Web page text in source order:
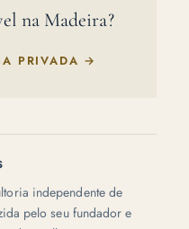
na Madeira?
PRIVADA →
independente de
pelo seu fundador e